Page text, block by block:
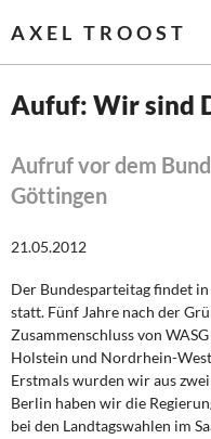
AXEL TROOST
Themen
Leitlinien linker
Wirtschaftspolitik
Steuer- und
Öffentliche
Aufuf: Wir sind
Aufruf vor dem
Göttingen
21.05.2012
Der Bundesparteitag findet
statt. Fünf Jahre nach der
Zusammenschluss von
Holstein und Nordrhein-
Erstmals wurden wir aus
Berlin haben wir die
bei den Landtagswahlen im